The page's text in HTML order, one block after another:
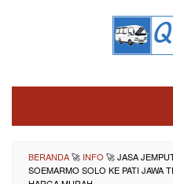
BERANDA🚀 INFO 🚀JASA
SOEMARMO SOLO KE PATI JAWA